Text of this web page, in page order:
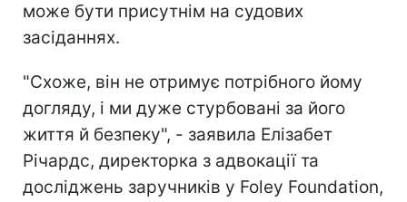
може бути присутнім на судових
засіданнях.
"Схоже, він не отримує потрібного йому
догляду, і ми дуже стурбовані за його
життя й безпеку", - заявила Елізабет
Річардс, директорка з адвокації та
досліджень заручників у Foley Foundation,